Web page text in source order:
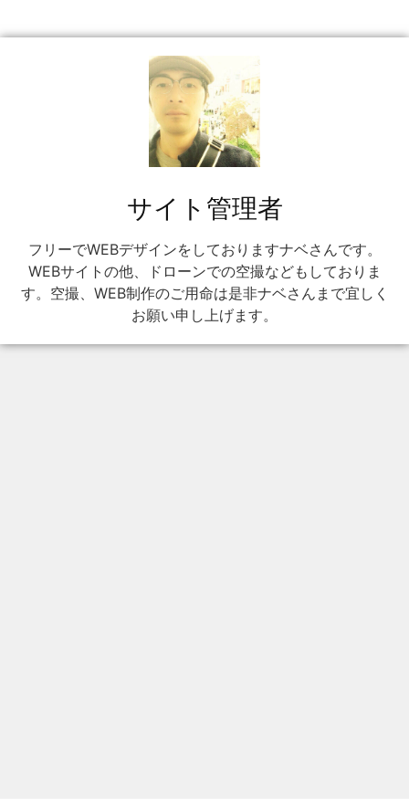
サイト管理者
フリーでWEBデザインをしておりますナベさんです。
WEBサイトの他、ドローンでの空撮などもしておりま
す。空撮、WEB制作のご用命は是非ナベさんまで宜しく
お願い申し上げます。